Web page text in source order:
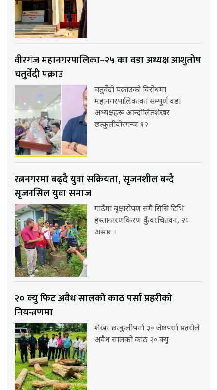
वीरगंज महानगरपालिका–२५ का वडा अध्यक्ष आशुतोष
चतुर्वेदी पक्राउ
चतुर्वेदी पक्राउको विरोधमा
महानगरपालिकाका सम्पूर्ण वडा
अध्यक्षहरू आन्दोलितशेखर
छत्कुलीवीरगन्ज १२
रत्ननगरमा बढ्दै युवा सक्रियता, सृजनशील बन्दै
सृजनसिल युवा समाज
गाउँमा बृक्षारोपण संगै सिसि टिभि
हस्तान्तरणकिरण कुँवरचितवन, २८
असार ।
२० क्यु फिट अवैध सालको काठ पर्सा प्रहरीको
नियन्त्रणमा
शेखर छत्कुलीपर्सा ३० जेष्ठपर्सा प्रहरीले
अवैध सालको काठ २० क्यु